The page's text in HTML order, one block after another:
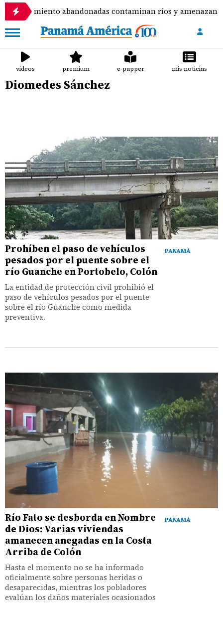
abandonadas contaminan ríos y amenazan
videos premium e-papper mis noticias
Diomedes Sánchez
PANAMÁ
Prohíben el paso de vehículos
pesados por el puente sobre el
río Guanche en Portobelo, Colón
La entidad de protección civil prohibió el
paso de vehículos pesados por el puente
sobre el río Guanche como medida
preventiva.
PANAMÁ
Río Fato se desborda en Nombre
de Dios: Varias viviendas
amanecen anegadas en la Costa
Arriba de Colón
Hasta el momento no se ha informado
oficialmente sobre personas heridas o
desaparecidas, mientras los pobladores
evalúan los daños materiales ocasionados